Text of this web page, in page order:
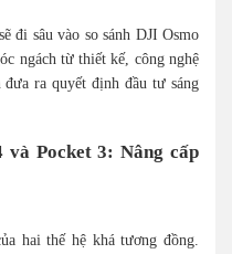
sẽ đi sâu vào so sánh DJI Osmo
ngách từ thiết kế, công nghệ
ra quyết định đầu tư sáng
và Pocket 3: Nâng cấp
hai thế hệ khá tương đồng.